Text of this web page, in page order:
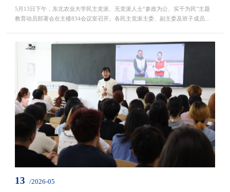
5月13日下午，东北农业大学民主党派、无党派人士“参政为公、实干为民”主题
教育动员部署会在主楼834会议室召开。各民主党派主委、副主委及班子成员，
启动会会议精神，并对我校主题教育实施方案作详细解读说明。会议强调，要凝
心铸魂坚守“参政为公”初心，深学笃行习近平新...
13 /2026-05